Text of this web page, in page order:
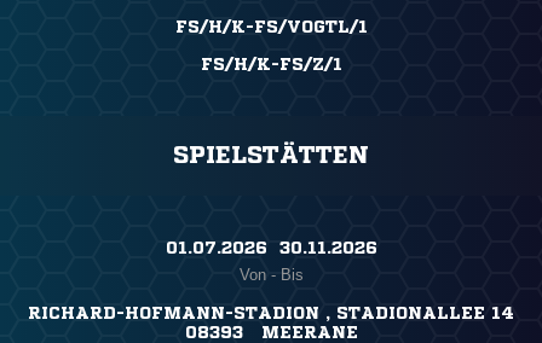
FS/H/K-FS/VOGTL/1
FS/H/K-FS/Z/1
SPIELSTÄTTEN
01.07.2026 ​ 30.11.2026
Von - Bis
RICHARD-HOFMANN-STADION , STADIONALLEE 14
08393 MEERANE